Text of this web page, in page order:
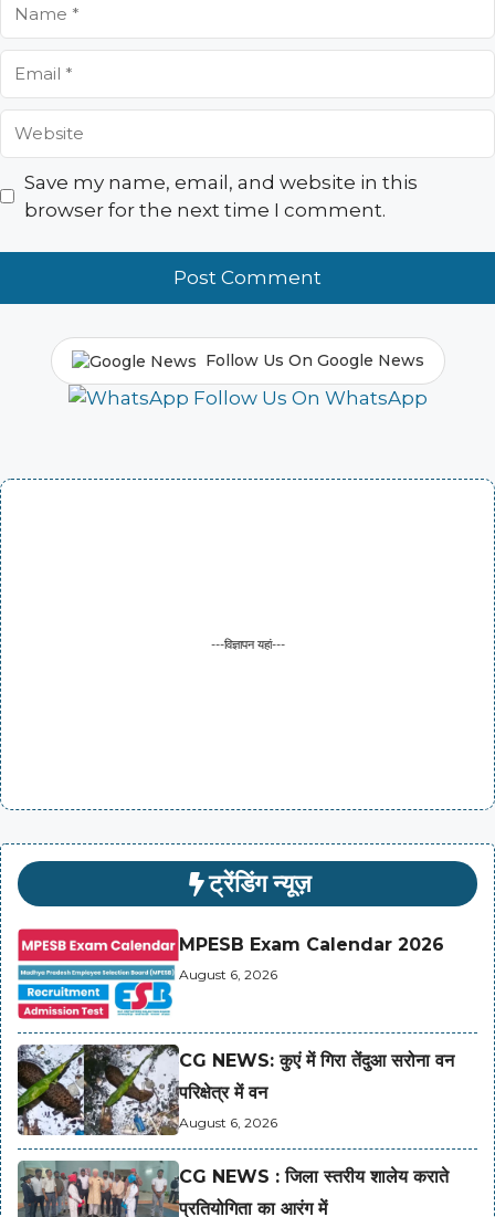
Save my name, email, and website in this
browser for the next time I comment.
Follow Us On Google News
Follow Us On WhatsApp
---विज्ञापन यहां---
ट्रेंडिंग न्यूज़
MPESB Exam Calendar 2026
August 6, 2026
CG NEWS: कुएं में गिरा तेंदुआ सरोना वन
परिक्षेत्र में वन
August 6, 2026
CG NEWS : जिला स्तरीय शालेय कराते
प्रतियोगिता का आरंग में